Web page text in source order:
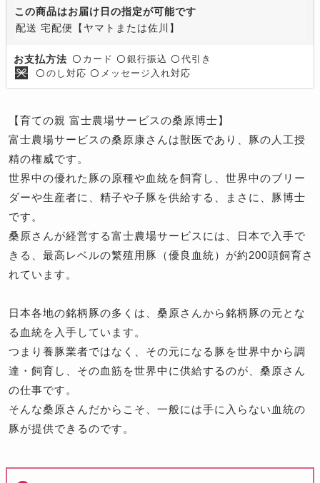
この商品はお届け日の指定が可能です
配送 宅配便【ヤマトまたは佐川】
お支払方法 〇 カード 〇 銀行振込 〇 代引き
〇 のし対応 〇 メッセージ入れ対応
【育ての親 富士農場サービスの桑原博士】
富士農場サービスの桑原康さんは獣医であり、豚の人工授
精の権威です。
世界中の優れた豚の原種や血統を飼育し、世界中のブリー
ダーや生産者に、精子や子豚を供給する、まさに、豚博士
です。
桑原さんが経営する富士農場サービスには、日本で入手で
きる、最高レベルの繁殖用豚（優良血統）が約200頭飼育さ
れています。
日本各地の銘柄豚の多くは、桑原さんから銘柄豚の元とな
る血統を入手しています。
つまり養豚業者ではなく、その元になる豚を世界中から調
達・飼育し、その血筋を世界中に供給するのが、桑原さん
の仕事です。
そんな桑原さんだからこそ、一般には手に入らない血統の
豚が提供できるのです。